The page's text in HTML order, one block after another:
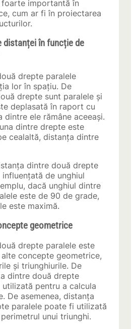
importantă în
cum ar fi în proiectarea
distanței în funcție de
drepte paralele
lor în spațiu. De
drepte sunt paralele și
deplasată în raport cu
dintre ele rămâne aceeași.
dintre drepte este
cealaltă, distanța dintre
dintre două drepte
de unghiul
dacă unghiul dintre
este de 90 de grade,
este maximă.
geometrice
drepte paralele este
concepte geometrice,
și triunghiurile. De
dintre două drepte
pentru a calcula
De asemenea, distanța
paralele poate fi utilizată
unui triunghi.